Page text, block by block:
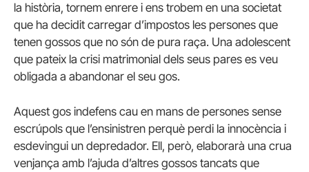
la història, tornem enrere i ens trobem en una societat
que ha decidit carregar d’impostos les persones que
tenen gossos que no són de pura raça. Una adolescent
que pateix la crisi matrimonial dels seus pares es veu
obligada a abandonar el seu gos.
Aquest gos indefens cau en mans de persones sense
escrúpols que l’ensinistren perquè perdi la innocència i
esdevingui un depredador. Ell, però, elaborarà una crua
venjança amb l’ajuda d’altres gossos tancats que